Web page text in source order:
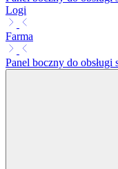
Logi
Farma
Panel boczny do obsługi